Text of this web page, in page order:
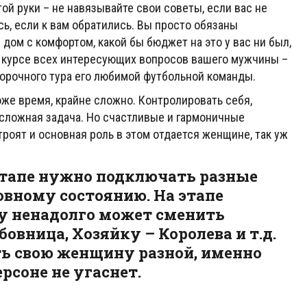
руки – не навязывайте свои советы, если вас не
если к вам обратились. Вы просто обязаны
дом с комфортом, какой бы бюджет на это у вас ни был,
курсе всех интересующих вопросов вашего мужчины –
тура его любимой футбольной команды.
время, крайне сложно. Контролировать себя,
задача. Но счастливые и гармоничные
и основная роль в этом отдается женщине, так уж
нужно подключать разные
состоянию. На этапе
ненадолго может сменить
Хозяйку – Королева и т.д.
свою женщину разной, именно
не угаснет.